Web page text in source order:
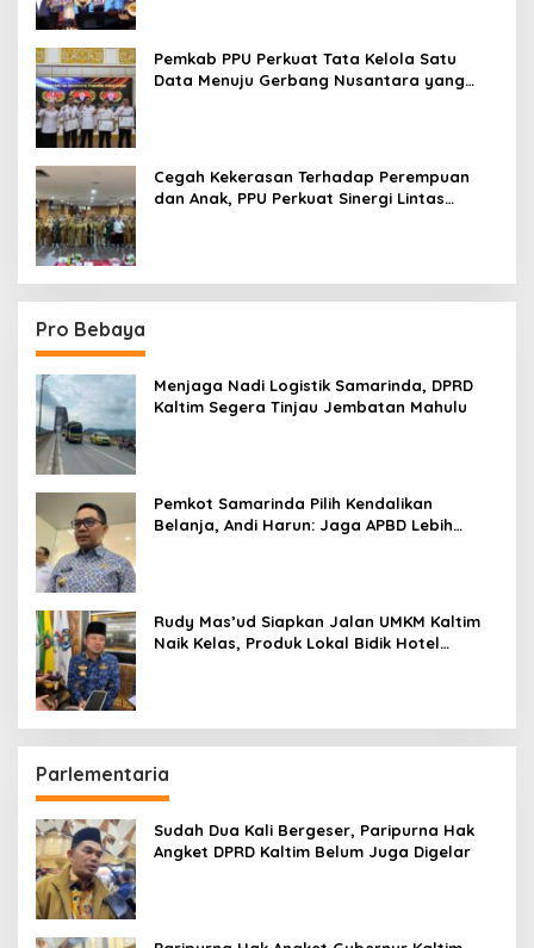
Pemkab PPU Perkuat Tata Kelola Satu
Data Menuju Gerbang Nusantara yang
Cegah Kekerasan Terhadap Perempuan
dan Anak, PPU Perkuat Sinergi Lintas
Pro Bebaya
Menjaga Nadi Logistik Samarinda, DPRD
Kaltim Segera Tinjau Jembatan Mahulu
Pemkot Samarinda Pilih Kendalikan
Belanja, Andi Harun: Jaga APBD Lebih
Rudy Mas’ud Siapkan Jalan UMKM Kaltim
Naik Kelas, Produk Lokal Bidik Hotel
Parlementaria
Sudah Dua Kali Bergeser, Paripurna Hak
Angket DPRD Kaltim Belum Juga Digelar